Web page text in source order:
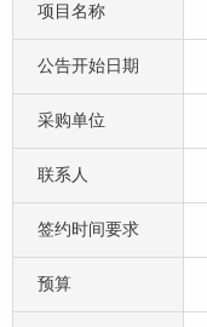
项目名称
公告开始日期
采购单位
联系人
签约时间要求
预算